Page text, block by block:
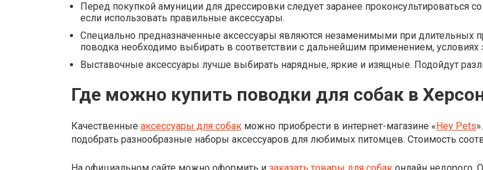
Перед покупкой амуниции для дрессировки следует заранее проконсультироваться
если использовать правильные аксессуары.
Специально предназначенные аксессуары являются незаменимыми при длительных
поводка необходимо выбирать в соответствии с дальнейшим применением, условиях
Выставочные аксессуары лучше выбирать нарядные, яркие и изящные. Подойдут
Где можно купить поводки для собак в
Качественные аксессуары для собак можно приобрести в интернет-магазине «Hey Pets
подобрать разнообразные наборы аксессуаров для любимых питомцев. Стоимость